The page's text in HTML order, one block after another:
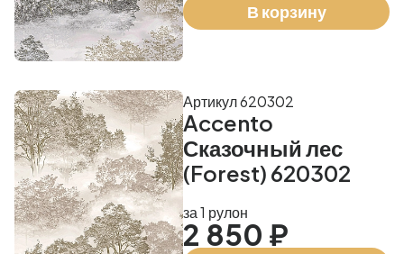
В корзину
Accento
Сказочный лес
(Forest) 620302
Артикул 620302
за 1 рулон
2 850 ₽